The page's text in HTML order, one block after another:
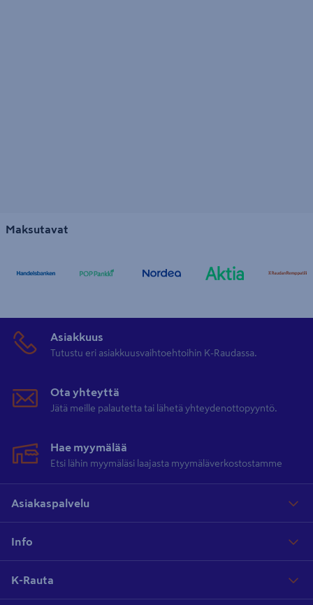
Maksutavat
Asiakkuus
Tutustu eri asiakkuusvaihtoehtoihin K-Raudassa.
Ota yhteyttä
Jätä meille palautetta tai lähetä yhteydenottopyyntö.
Hae myymälää
Etsi lähin myymäläsi laajasta myymäläverkostostamme
Asiakaspalvelu
Info
K-Rauta